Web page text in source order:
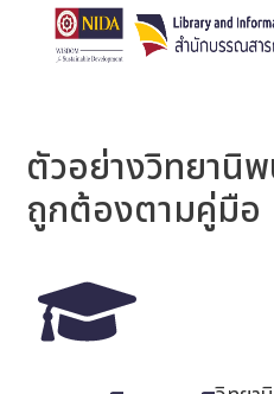
ตัวอย่างวิทยานิ
ถูกต้องตามคู่มือ